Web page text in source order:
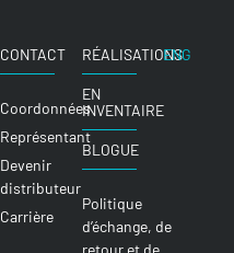
CONTACT
Coordonnées
Représentant
Devenir
distributeur
Carrière
RÉALISATIONS
EN
INVENTAIRE
BLOGUE
Politique
d’échange, de
retour et de
ENG